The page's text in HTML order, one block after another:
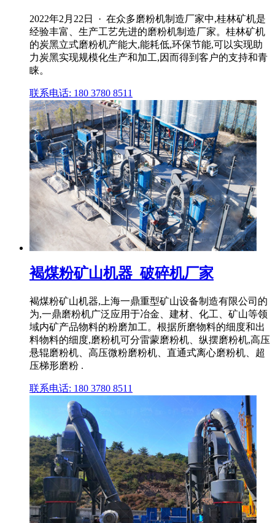
2022年2月22日 · 在众多磨粉机制造厂家中,桂林矿机是
经验丰富、生产工艺先进的磨粉机制造厂家。桂林矿机
的炭黑立式磨粉机产能大,能耗低,环保节能,可以实现助
力炭黑实现规模化生产和加工,因而得到客户的支持和青
睐。
联系电话: 180 3780 8511
褐煤粉矿山机器_破碎机厂家
褐煤粉矿山机器,上海一鼎重型矿山设备制造有限公司的
为,一鼎磨粉机广泛应用于冶金、建材、化工、矿山等领
域内矿产品物料的粉磨加工。根据所磨物料的细度和出
料物料的细度,磨粉机可分雷蒙磨粉机、纵摆磨粉机,高压
悬辊磨粉机、高压微粉磨粉机、直通式离心磨粉机、超
压梯形磨粉 .
联系电话: 180 3780 8511